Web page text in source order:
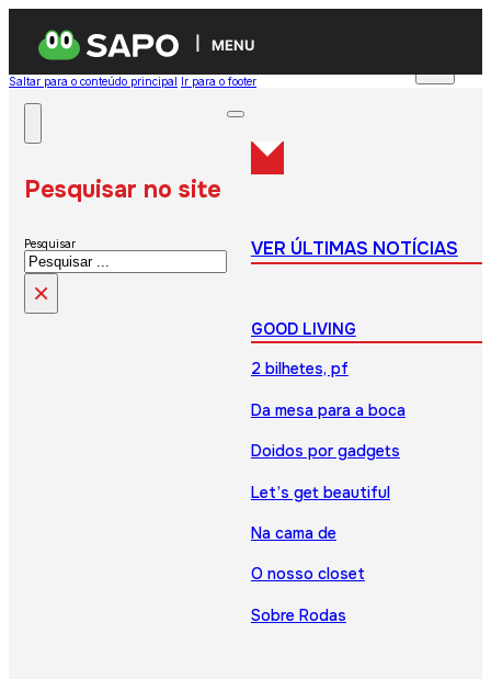
MENU
Saltar para o conteúdo principal Ir para o footer
Pesquisar no site
Pesquisar
×
VER ÚLTIMAS NOTÍCIAS
GOOD LIVING
2 bilhetes, pf
Da mesa para a boca
Doidos por gadgets
Let’s get beautiful
Na cama de
O nosso closet
Sobre Rodas